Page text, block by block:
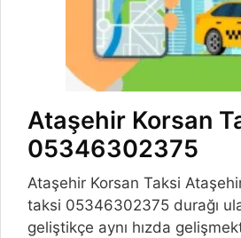
Ataşehir Korsan
05346302375
Ataşehir Korsan Taksi
taksi 05346302375 durağı
geliştikçe aynı hızda